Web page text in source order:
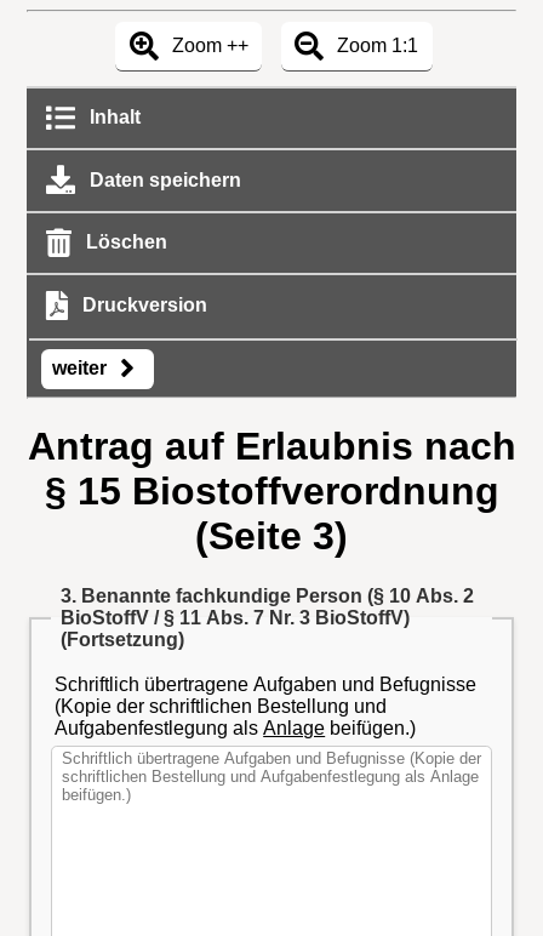
Zoom ++ Zoom 1:1
Inhalt
Daten speichern
Löschen
Druckversion
weiter
Antrag auf Erlaubnis nach
§ 15 Biostoffverordnung
(Seite 3)
3. Benannte fachkundige Person (§ 10 Abs. 2
BioStoffV / § 11 Abs. 7 Nr. 3 BioStoffV)
(Fortsetzung)
Schriftlich übertragene Aufgaben und Befugnisse
(Kopie der schriftlichen Bestellung und
Aufgabenfestlegung alsAnlage beifügen.)